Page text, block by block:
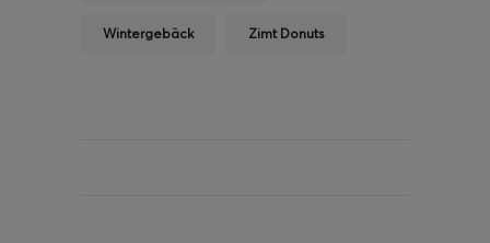
Wintergebäck Zimt Donuts